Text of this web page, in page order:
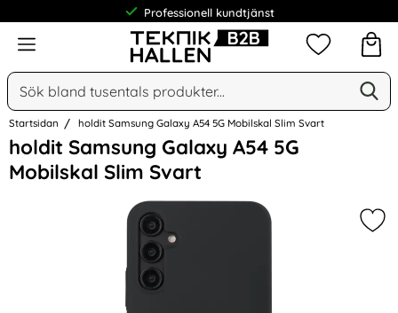
Professionell kundtjänst
Meny
Sök
Sök på Narse Group AB
Mina
Startsidan holdit Samsung Galaxy A54 5G Mobilskal Slim Svart
holdit Samsung Galaxy A54 5G
Mobilskal Slim Svart
Hoppa
över
Bilder